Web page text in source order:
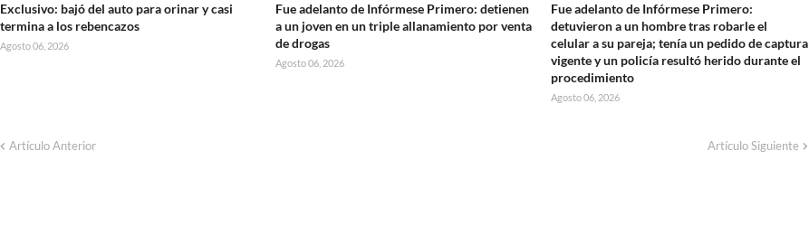
Exclusivo: bajó del auto para orinar y casi
termina a los rebencazos
Agosto 06, 2026
Fue adelanto de Infórmese Primero: detienen
a un joven en un triple allanamiento por venta
de drogas
Agosto 06, 2026
Fue adelanto de Infórmese Primero:
detuvieron a un hombre tras robarle el
celular a su pareja; tenía un pedido de captura
vigente y un policía resultó herido durante el
procedimiento
Agosto 06, 2026
Artículo Anterior Artículo Siguiente